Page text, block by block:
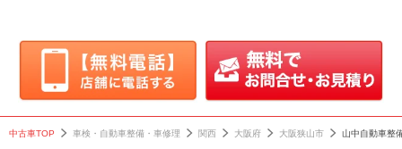
中古車TOP 車検・自動車整備・車修理 関西 大阪府 大阪狭山市 山中自動車整